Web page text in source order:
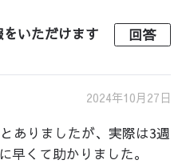
いただけます
回答
2024年10月27日
ありましたが、実際は3週
早くて助かりました。